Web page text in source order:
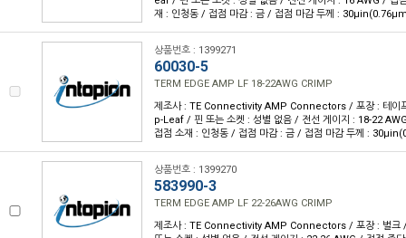
재 : 인청동 / 접점 마감 : 금 / 접점 마감 두께 :
상품번호 : 1399271
60030-5
TERM EDGE AMP LF 18-22AWG CRIMP
제조사 : TE Connectivity AMP Connectors / 포장 : 테이
p-Leaf / 핀 또는 소켓 : 성별 없음 / 전선 게이지 : 18-22
접점 소재 : 인청동 / 접점 마감 : 금 / 접점 마감 두께 :
상품번호 : 1399270
583990-3
TERM EDGE AMP LF 22-26AWG CRIMP
제조사 : TE Connectivity AMP Connectors / 포장 : 벌크